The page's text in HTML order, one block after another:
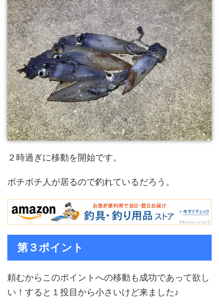
２時過ぎに移動を開始です。
ボチボチ人が居るので釣れているだろう。
第３ポイント
頼むからこのポイントへの移動も成功であって欲し
い！すると１投目から小さいけど来ました♪